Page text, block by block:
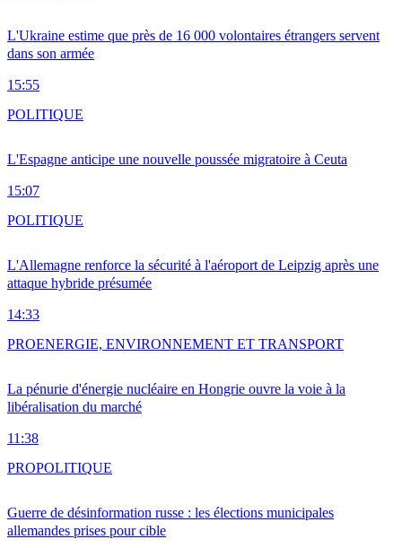
L'Ukraine estime que près de 16 000 volontaires étrangers servent
dans son armée
15:55
L'Espagne anticipe une nouvelle poussée migratoire à Ceuta
15:07
POLITIQUE
L'Allemagne renforce la sécurité à l'aéroport de Leipzig après une
attaque hybride présumée
14:33
POLITIQUE
La pénurie d'énergie nucléaire en Hongrie ouvre la voie à la
libéralisation du marché
11:38
PROENERGIE, ENVIRONNEMENT ET TRANSPORT
Guerre de désinformation russe : les élections municipales
allemandes prises pour cible
PROPOLITIQUE